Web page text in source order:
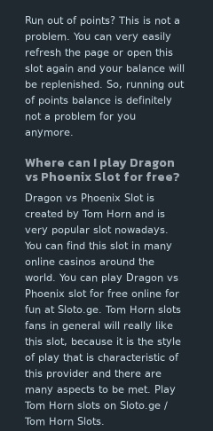
Run out of points? This is not a
problem. You can very easily
refresh the page or open this
slot again and your balance will
be replenished. So, running out
of points balance is definitely
not a problem for you
anymore.
Where can I play Dragon
vs Phoenix Slot for free?
Dragon vs Phoenix Slot is
created by Tom Horn and is
very popular slot nowadays.
You can find this slot in many
online casinos around the
world. You can play Dragon vs
Phoenix slot for free online for
fun at Sloto.ge. Tom Horn slots
fans in general will really like
this slot, because it is the style
of play that is characteristic of
this provider and there are
many aspects to be met. Play
Tom Horn slots on Sloto.ge /
Tom Horn Slots.